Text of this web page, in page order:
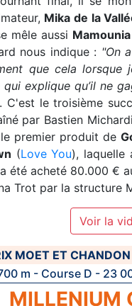
Mika de la
mêle aussi
nous indique : "On
que cela lorsque
qui explique qu’il ne
. C'est le troisième
par Bastien
premier produit de
(Love You), laquelle
été acheté 80.000 €
Trot par la structure
Voir la
MOET ET CHANDON
m - Course D - 23
MILLENIUM